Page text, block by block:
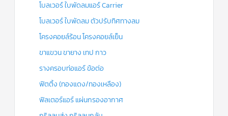
โบลเวอร์ ใบพัดลมแอร์ Carrier
โบลเวอร์ ใบพัดลม ตัวปรับทิศทางลม
โครงคอยล์ร้อน โครงคอยล์เย็น
ขาแขวน ขายาง เทป กาว
รางครอบท่อแอร์ ข้อต่อ
ฟิตติ้ง (ทองแดง/ทองเหลือง)
ฟิลเตอร์แอร์ แผ่นกรองอากาศ